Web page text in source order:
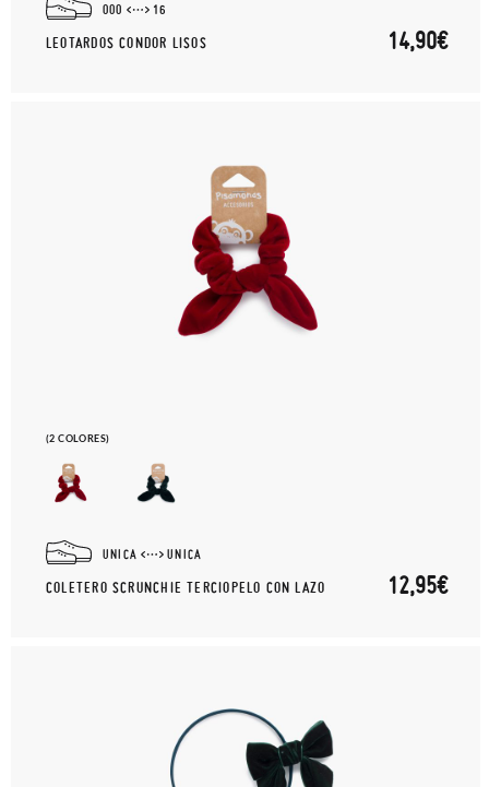
000 16
LEOTARDOS CONDOR LISOS 14,90€
(2 COLORES)
UNICA UNICA
COLETERO SCRUNCHIE TERCIOPELO CON LAZO 12,95€